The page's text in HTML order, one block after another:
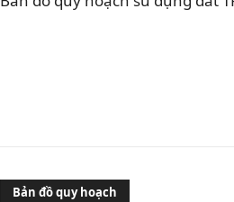
Bản đồ quy hoạch